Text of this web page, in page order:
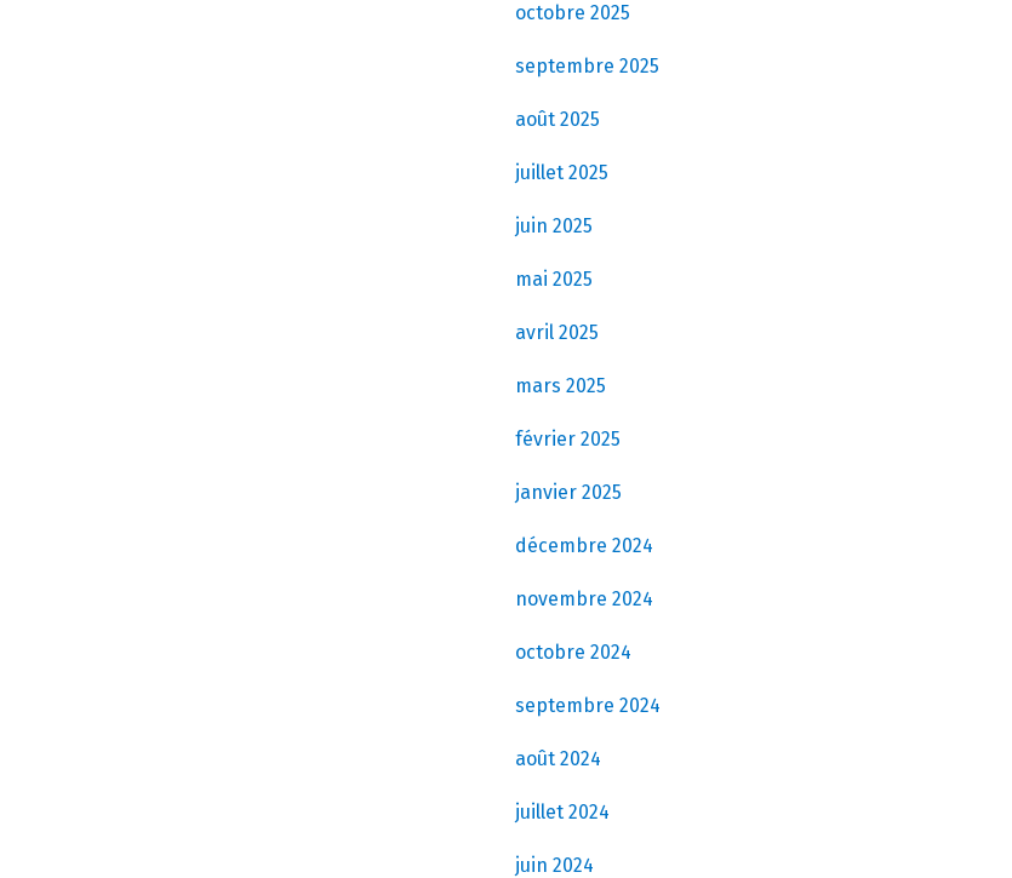
octobre 2025
septembre 2025
août 2025
juillet 2025
juin 2025
mai 2025
avril 2025
mars 2025
février 2025
janvier 2025
décembre 2024
novembre 2024
octobre 2024
septembre 2024
août 2024
juillet 2024
juin 2024